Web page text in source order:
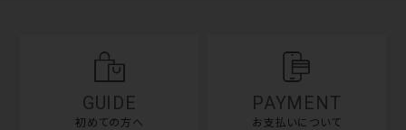
GUIDE
初めての方へ
PAYMENT
お支払いについて